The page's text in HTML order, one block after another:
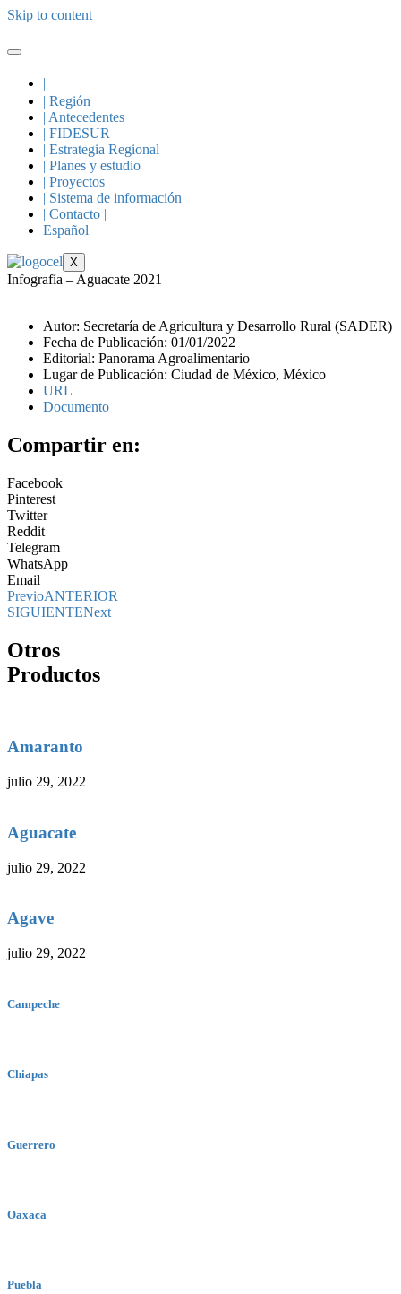
Skip to content
|
| Región
| Antecedentes
| FIDESUR
| Estrategia Regional
| Planes y estudio
| Proyectos
| Sistema de información
| Contacto |
Español
X
Infografía – Aguacate 2021
Autor: Secretaría de Agricultura y Desarrollo Rural (SADER)
Fecha de Publicación: 01/01/2022
Editorial: Panorama Agroalimentario
Lugar de Publicación: Ciudad de México, México
URL
Documento
Compartir en:
Facebook
Pinterest
Twitter
Reddit
Telegram
WhatsApp
Email
PrevioANTERIOR
SIGUIENTENext
Otros
Productos
Amaranto
julio 29, 2022
Aguacate
julio 29, 2022
Agave
julio 29, 2022
Campeche
Chiapas
Guerrero
Oaxaca
Puebla